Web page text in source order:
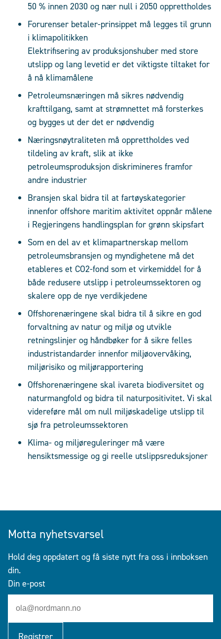
50 % innen 2030 og nær null i 2050 opprettholdes
Forurenser betaler-prinsippet må legges til grunn
i klimapolitikken
Elektrifisering av produksjonshuber med store
utslipp og lang levetid er det viktigste tiltaket for
å nå klimamålene
Petroleumsnæringen må sikres nødvendig
krafttilgang, samt at strømnettet må forsterkes
og bygges ut der det er nødvendig
Næringsnøytraliteten må opprettholdes ved
tildeling av kraft, slik at ikke
petroleumsproduksjon diskrimineres framfor
andre industrier
Bransjen skal bidra til at fartøyskategorier
innenfor offshore maritim aktivitet oppnår målene
i Regjeringens handlingsplan for grønn skipsfart
Som en del av et klimapartnerskap mellom
petroleumsbransjen og myndighetene må det
etableres et CO2-fond som et virkemiddel for å
både redusere utslipp i petroleumssektoren og
skalere opp de nye verdikjedene
Offshorenæringene skal bidra til å sikre en god
forvaltning av natur og miljø og utvikle
retningslinjer og håndbøker for å sikre felles
industristandarder innenfor miljøovervåking,
miljørisiko og miljørapportering
Offshorenæringene skal ivareta biodiversitet og
naturmangfold og bidra til naturpositivitet. Vi skal
videreføre mål om null miljøskadelige utslipp til
sjø fra petroleumssektoren
Klima- og miljøreguleringer må være
hensiktsmessige og gi reelle utslippsreduksjoner
Motta nyhetsvarsel
Hold deg oppdatert og få siste nytt fra oss i innboksen
din.
Din e-post